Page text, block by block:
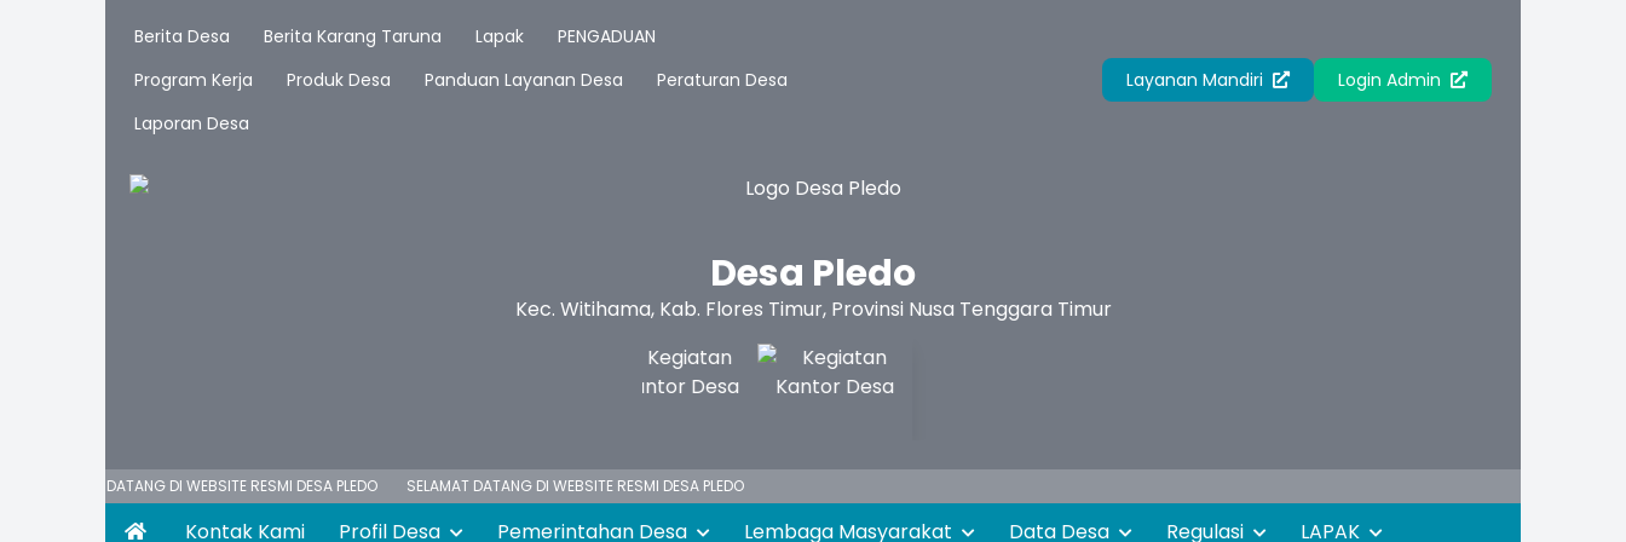
Berita Desa Berita Karang Taruna Lapak
PENGADUAN
Program Kerja
Produk Desa Panduan Layanan Desa
Peraturan Desa
Laporan Desa
Layanan Mandiri Login Admin
Desa Pledo
Kec. Witihama, Kab. Flores Timur, Provinsi Nusa Tenggara Timur
SELAMAT DATANG DI WEBSITE RESMI DESA PLEDO SELAMAT DATANG DI WEBSITE RESMI DESA PLEDO
Kontak Kami Profil Desa Pemerintahan Desa Lembaga Masyarakat Data Desa Regulasi LAPAK